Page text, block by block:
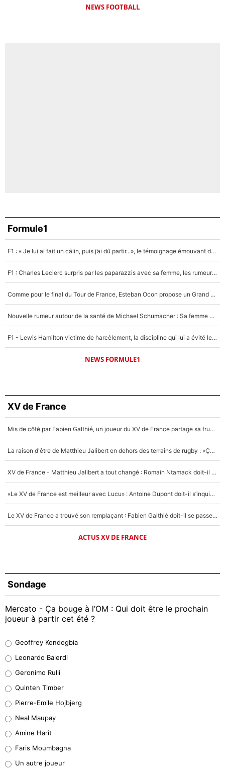
NEWS FOOTBALL
Formule1
F1 : « Je lui ai fait un câlin, puis j’ai dû partir...», le témoignage émouvant de Max Verstappen sur sa fille
F1 : Charles Leclerc surpris par les paparazzis avec sa femme, les rumeurs étaient vraies !
Comme pour le final du Tour de France, Esteban Ocon propose un Grand Prix de Formule 1 à Paris : «Autour de l’Arc de Triomphe, ce serait génial» !
Nouvelle rumeur autour de la santé de Michael Schumacher : Sa femme Corinna sort du silence
F1 - Lewis Hamilton victime de harcèlement, la discipline qui lui a évité le pire : «J'aurais probablement mal tourné»
NEWS FORMULE1
XV de France
Mis de côté par Fabien Galthié, un joueur du XV de France partage sa frustration : «ils ne me l’ont pas dit tout de suite»
La raison d'être de Matthieu Jalibert en dehors des terrains de rugby : «Ça m'atteint autant que si tu touches à un membre de ma famille»
XV de France - Matthieu Jalibert a tout changé : Romain Ntamack doit-il s’inquiéter pour sa place à un an de la Coupe du monde ?
«Le XV de France est meilleur avec Lucu» : Antoine Dupont doit-il s’inquiéter pour sa place ?
Le XV de France a trouvé son remplaçant : Fabien Galthié doit-il se passer d'Antoine Dupont ?
ACTUS XV DE FRANCE
Sondage
Mercato - Ça bouge à l’OM : Qui doit être le prochain
joueur à partir cet été ?
38%
32%
5%
1%
9%
Geoffrey Kondogbia
Leonardo Balerdi
Geronimo Rulli
Quinten Timber
Pierre-Emile Hojbjerg
Neal Maupay
Amine Harit
Faris Moumbagna
Un autre joueur